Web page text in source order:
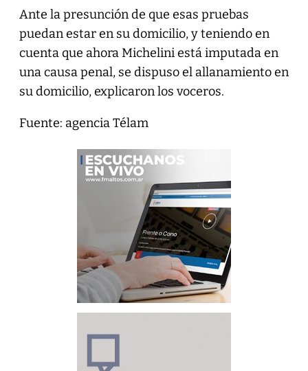
Ante la presunción de que esas pruebas
puedan estar en su domicilio, y teniendo en
cuenta que ahora Michelini está imputada en
una causa penal, se dispuso el allanamiento en
su domicilio, explicaron los voceros.
Fuente: agencia Télam